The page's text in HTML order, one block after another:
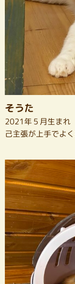
そうた
2021年５月生ま
己主張が上手でよ